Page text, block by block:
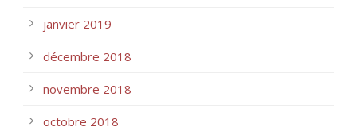
janvier 2019
décembre 2018
novembre 2018
octobre 2018